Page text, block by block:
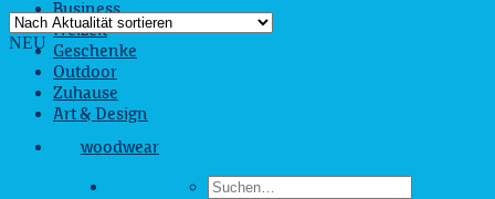
Business
Freizeit
Geschenke
Outdoor
Zuhause
Art & Design
woodwear
Suchen
sortiert
NEU